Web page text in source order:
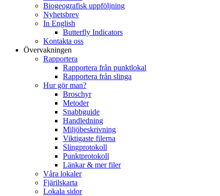
Biogeografisk uppföljning
Nyhetsbrev
In English
Butterfly Indicators
Kontakta oss
Övervakningen
Rapportera
Rapportera från punktlokal
Rapportera från slinga
Hur gör man?
Broschyr
Metoder
Snabbguide
Handledning
Miljöbeskrivning
Viktigaste filerna
Slingprotokoll
Punktprotokoll
Länkar & mer filer
Våra lokaler
Fjärilskarta
Lokala sidor